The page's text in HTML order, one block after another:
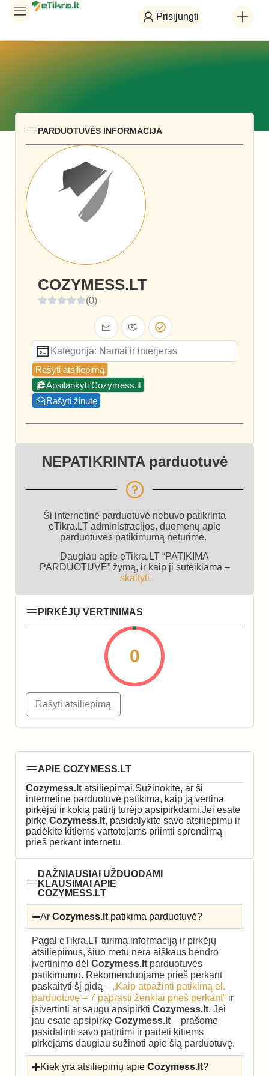
Prisijungti
PARDUOTUVĖS INFORMACIJA
COZYMESS.LT
(0)
Kategorija: Namai ir interjeras
Rašyti atsiliepimą
Apsilankyti Cozymess.lt
Rašyti žinutę
NEPATIKRINTA parduotuvė
Ši internetinė parduotuvė nebuvo patikrinta
eTikra.LT administracijos, duomenų apie
parduotuvės patikimumą neturime.
Daugiau apie eTikra.LT “PATIKIMA
PARDUOTUVĖ” žymą, ir kaip ji suteikiama –
skaityti.
PIRKĖJŲ VERTINIMAS
0
Rašyti atsiliepimą
APIE COZYMESS.LT
Cozymess.lt atsiliepimai.Sužinokite, ar ši
internetinė parduotuvė patikima, kaip ją vertina
pirkėjai ir kokią patirtį turėjo apsipirkdami.Jei esate
pirkę Cozymess.lt, pasidalykite savo atsiliepimu ir
padėkite kitiems vartotojams priimti sprendimą
prieš perkant internetu.
DAŽNIAUSIAI UŽDUODAMI
KLAUSIMAI APIE
COZYMESS.LT
ArCozymess.lt patikima parduotuvė?
Pagal eTikra.LT turimą informaciją ir pirkėjų
atsiliepimus, šiuo metu nėra aiškaus bendro
įvertinimo dėl Cozymess.lt parduotuvės
patikimumo. Rekomenduojame prieš perkant
paskaityti šį gidą – „Kaip atpažinti patikimą el.
parduotuvę – 7 paprasti ženklai prieš perkant“ ir
įsivertinti ar saugu apsipirkti Cozymess.lt. Jei
jau esate apsipirkę Cozymess.lt – prašome
pasidalinti savo patirtimi ir padėti kitiems
pirkėjams daugiau sužinoti apie šią parduotuvę.
Kiek yra atsiliepimų apieCozymess.lt?